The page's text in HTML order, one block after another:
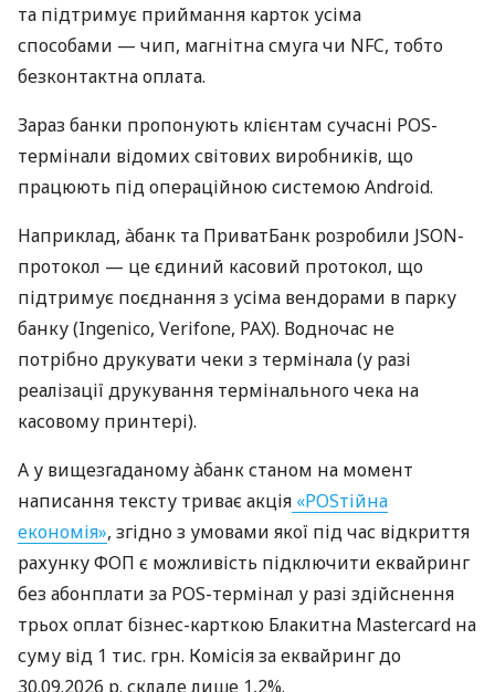
та підтримує приймання карток усіма
способами — чип, магнітна смуга чи NFC, тобто
безконтактна оплата.
Зараз банки пропонують клієнтам сучасні POS-
термінали відомих світових виробників, що
працюють під операційною системою Android.
Наприклад, àбанк та ПриватБанк розробили JSON-
протокол — це єдиний касовий протокол, що
підтримує поєднання з усіма вендорами в парку
банку (Ingenico, Verifone, PAX). Водночас не
потрібно друкувати чеки з термінала (у разі
реалізації друкування термінального чека на
касовому принтері).
А у вищезгаданому àбанк станом на момент
написання тексту триває акція «POSтійна
економія», згідно з умовами якої під час відкриття
рахунку ФОП є можливість підключити еквайринг
без абонплати за POS-термінал у разі здійснення
трьох оплат бізнес-карткою Блакитна Mastercard на
суму від 1 тис. грн. Комісія за еквайринг до
30.09.2026 р. складе лише 1,2%.